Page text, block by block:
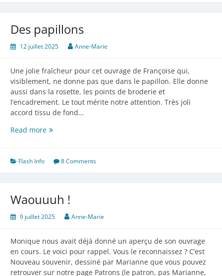
Des papillons
12 juillet 2025 Anne-Marie
Une jolie fraîcheur pour cet ouvrage de Françoise qui,
visiblement, ne donne pas que dans le papillon. Elle donne
aussi dans la rosette, les points de broderie et
l’encadrement. Le tout mérite notre attention. Très joli
accord tissu de fond…
Read moreDes
Flash Info 8 Comments
Waouuuh !
9 juillet 2025 Anne-Marie
Monique nous avait déjà donné un aperçu de son ouvrage
en cours. Le voici pour rappel. Vous le reconnaissez ? C’est
Nouveau souvenir, dessiné par Marianne que vous pouvez
retrouver sur notre page Patrons (le patron, pas Marianne,